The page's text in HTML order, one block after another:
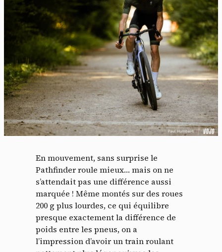
En mouvement, sans surprise le
Pathfinder roule mieux… mais on ne
s’attendait pas une différence aussi
marquée ! Même montés sur des roues
200 g plus lourdes, ce qui équilibre
presque exactement la différence de
poids entre les pneus, on a
l’impression d’avoir un train roulant